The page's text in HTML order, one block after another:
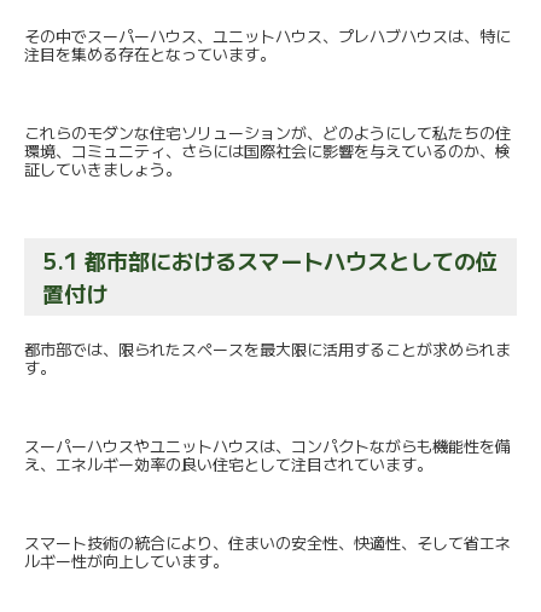
その中でスーパーハウス、ユニットハウス、プレハブハウスは、 特に
注目を集める存在となっています。
これらのモダンな住宅ソリューションが、 どのようにして私たちの住
環境、コミュニティ、 さらには国際社会に影響を与えているのか、 検
証していきましょう。
5.1 都市部におけるスマートハウスとしての位
置付け
都市部では、 限られたスペースを最大限に活用することが求められま
す。
スーパーハウスやユニットハウスは、 コンパクトながらも機能性を備
え、 エネルギー効率の良い住宅として注目されています。
スマート技術の統合により、住まいの安全性、快適性、 そして省エネ
ルギー性が向上しています。